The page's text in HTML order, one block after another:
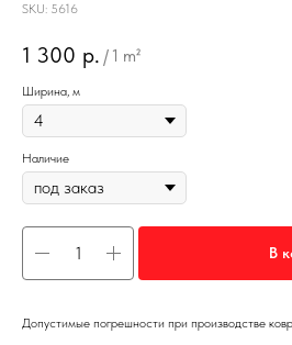
SKU: 5616
1 300 р. / 1 m²
Ширина, м
Наличие
В
Допустимые погрешности при производстве